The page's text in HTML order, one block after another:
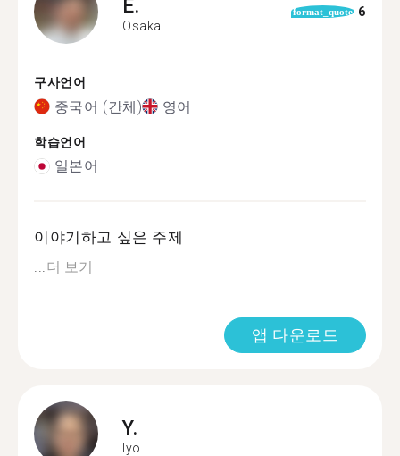
E.
Osaka
format_quote 6
구사언어
중국어 (간체) 영어
학습언어
일본어
이야기하고 싶은 주제
...더 보기
앱 다운로드
Y.
Iyo